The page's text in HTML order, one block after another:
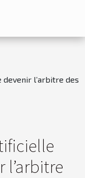
l’arbitre des
l’arbitre